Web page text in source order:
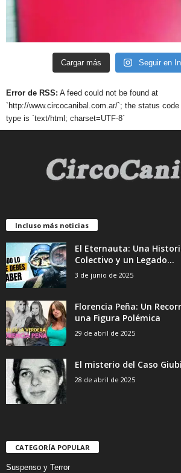
Cargar más Seguir en
Error de RSS: A feed could not be found at
`http://www.circocanibal.com.ar/`; the status
type is `text/html; charset=UTF-8`
Incluso más noticias
El Eternauta: Una
Colectivo y un Legado...
3 de junio de 2025
Florencia Peña: Un
una Figura Polémica
29 de abril de 2025
El misterio del Caso
28 de abril de 2025
CATEGORÍA POPULAR
Suspenso y Terror